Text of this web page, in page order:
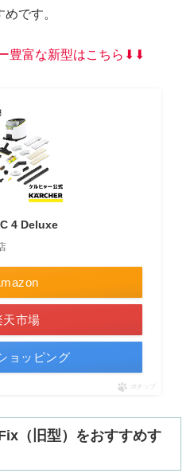
です。
豊富な新型はこちら⬇︎⬇︎
4 Deluxe
天市場
ョッピング
ポチップ
（旧型）をおすすめす